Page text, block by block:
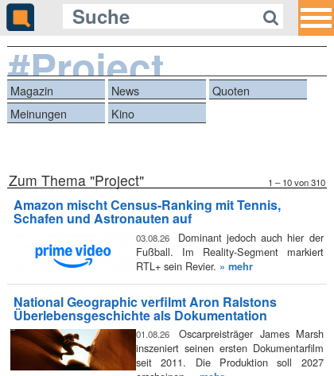
#Project
Magazin News
Quoten
Meinungen
Kino
Zum Thema "Project" 1 – 10 von 310
Amazon mischt Census-Ranking mit Tennis,
Schafen und Astronauten auf
03.08.26
Dominant jedoch auch hier der
Fußball. Im Reality-Segment markiert
RTL+ sein Revier. » mehr
National Geographic verfilmt Aron Ralstons
Überlebensgeschichte als Dokumentation
01.08.26
Oscarpreisträger James Marsh
inszeniert seinen ersten Dokumentarfilm
seit 2011. Die Produktion soll 2027